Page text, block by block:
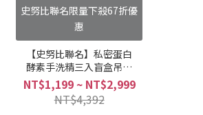
史努比聯名限量下殺67折優
惠
【史努比聯名】私密蛋白
酵素手洗精三入盲盒吊飾
組合
NT$1,199 ~ NT$2,999
NT$4,392